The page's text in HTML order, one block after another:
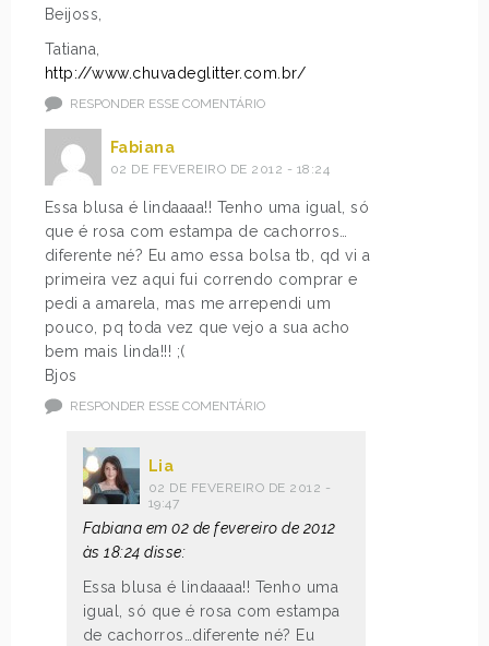
Beijoss,
Tatiana,
http://www.chuvadeglitter.com.br/
RESPONDER ESSE COMENTÁRIO
Fabiana
02 DE FEVEREIRO DE 2012 - 18:24
Essa blusa é lindaaaa!! Tenho uma igual, só
que é rosa com estampa de cachorros…
diferente né? Eu amo essa bolsa tb, qd vi a
primeira vez aqui fui correndo comprar e
pedi a amarela, mas me arrependi um
pouco, pq toda vez que vejo a sua acho
bem mais linda!!! ;(
Bjos
RESPONDER ESSE COMENTÁRIO
Lia
02 DE FEVEREIRO DE 2012 -
19:47
Fabiana em 02 de fevereiro de 2012
às 18:24 disse:
Essa blusa é lindaaaa!! Tenho uma
igual, só que é rosa com estampa
de cachorros…diferente né? Eu